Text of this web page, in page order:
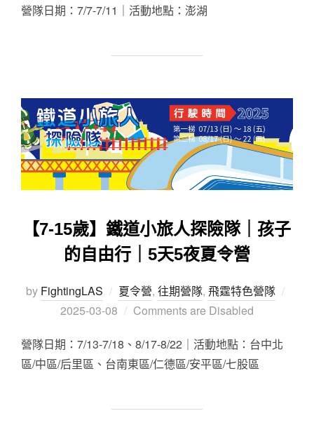
營隊日期：7/7-7/11｜活動地點：澎湖
【7-15歲】鐵道小旅人探險隊｜孩子
的自由行｜5天5夜夏令營
by FightingLAS 夏令營, 往期營隊, 飛霆特色營隊
2025-03-08
Comments are Disabled
營隊日期：7/13-7/18、8/17-8/22｜活動地點：台中北
區/中區/后里區、台南東區/仁德區/安平區/七股區